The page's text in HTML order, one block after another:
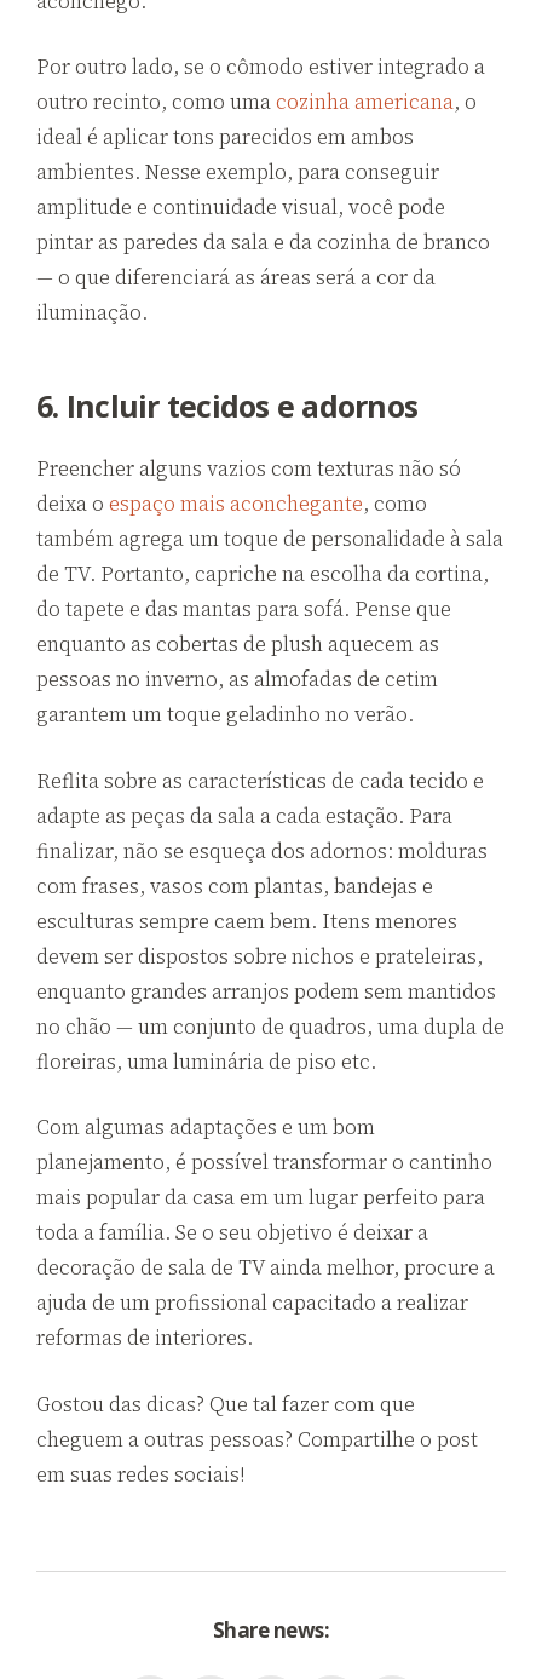
Por outro lado, se o cômodo estiver integrado a
outro recinto, como umacozinha americana, o
ideal é aplicar tons parecidos em ambos
ambientes. Nesse exemplo, para conseguir
amplitude e continuidade visual, você pode
pintar as paredes da sala e da cozinha de branco
— o que diferenciará as áreas será a cor da
iluminação.
6. Incluir tecidos e adornos
Preencher alguns vazios com texturas não só
deixa o espaço mais aconchegante, como
também agrega um toque de personalidade à sala
de TV. Portanto, capriche na escolha da cortina,
do tapete e das mantas para sofá. Pense que
enquanto as cobertas de plush aquecem as
pessoas no inverno, as almofadas de cetim
garantem um toque geladinho no verão.
Reflita sobre as características de cada tecido e
adapte as peças da sala a cada estação. Para
finalizar, não se esqueça dos adornos: molduras
com frases, vasos com plantas, bandejas e
esculturas sempre caem bem. Itens menores
devem ser dispostos sobre nichos e prateleiras,
enquanto grandes arranjos podem sem mantidos
no chão — um conjunto de quadros, uma dupla de
floreiras, uma luminária de piso etc.
Com algumas adaptações e um bom
planejamento, é possível transformar o cantinho
mais popular da casa em um lugar perfeito para
toda a família. Se o seu objetivo é deixar a
decoração de sala de TV ainda melhor, procure a
ajuda de um profissional capacitado a realizar
reformas de interiores.
Gostou das dicas? Que tal fazer com que
cheguem a outras pessoas? Compartilhe o post
em suas redes sociais!
Share news: